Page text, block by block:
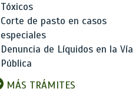
Tóxicos
Corte de pasto en casos
especiales
Denuncia de Líquidos en la Vía
Pública
MÁS TRÁMITES